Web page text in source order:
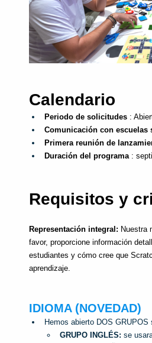
Calendario
Periodo de solicitudes :
Comunicación con escuelas
Primera reunión de
Duración del programa :
Requisitos y
Representación integral: Nuestra
favor, proporcione información
estudiantes y cómo cree que
aprendizaje.
IDIOMA (NOVEDAD)
Hemos abierto DOS
GRUPO INGLÉS: se